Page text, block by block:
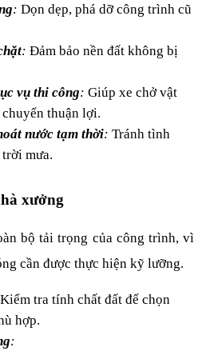
: Dọn dẹp, phá dỡ công trình cũ
: Đảm bảo nền đất không bị
vụ thi công: Giúp xe chở vật
thuận lợi.
nước tạm thời: Tránh tình
mưa.
xưởng
bộ tải trọng của công trình, vì
cần được thực hiện kỹ lưỡng.
Kiểm tra tính chất đất để chọn
hợp.
: